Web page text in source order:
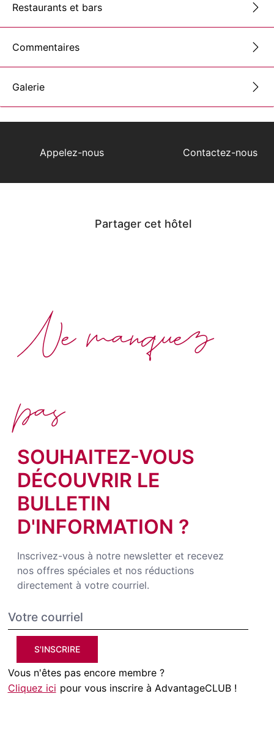
Restaurants et bars
Commentaires
Galerie
Appelez-nous Contactez-nous
Partager cet hôtel
SOUHAITEZ-VOUS
DÉCOUVRIR LE
BULLETIN
D'INFORMATION ?
Inscrivez-vous à notre newsletter et recevez
nos offres spéciales et nos réductions
directement à votre courriel.
S'INSCRIRE
Vous n'êtes pas encore membre ?
Cliquez ici pour vous inscrire à AdvantageCLUB !
Ne manquez
pas